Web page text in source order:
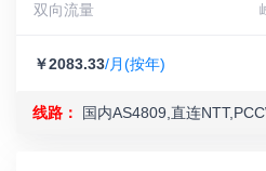
双向流量
￥2083.33/月(按年)
线路： 国内AS4809,直连